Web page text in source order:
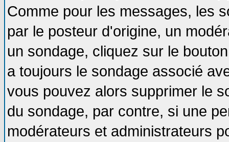
Comme pour les messages, les
par le posteur d'origine, un
un sondage, cliquez sur le
a toujours le sondage associé
vous pouvez alors supprimer le
du sondage, par contre, si une
modérateurs et administrateurs